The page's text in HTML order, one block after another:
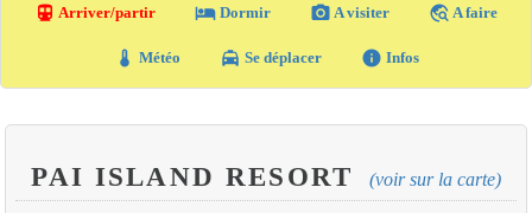
directions_transit Arriver/partir local_hotel Dormir photo_camera A visiter travel_explore A faire
thermostat Météo local_taxi Se déplacer info Infos
PAI ISLAND RESORT (voir sur la carte)